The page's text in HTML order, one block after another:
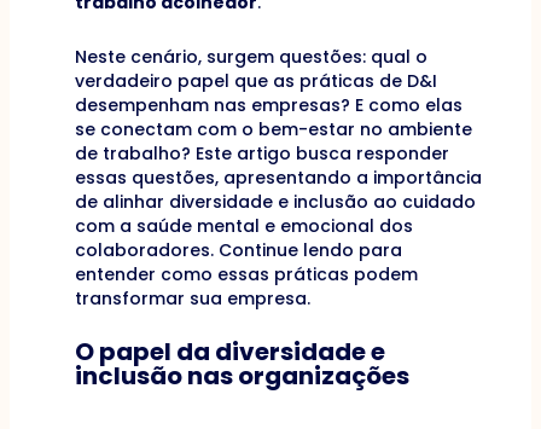
Neste cenário, surgem questões: qual o
verdadeiro papel que as práticas de D&I
desempenham nas empresas? E como elas
se conectam com o bem-estar no ambiente
de trabalho? Este artigo busca responder
essas questões, apresentando a importância
de alinhar diversidade e inclusão ao cuidado
com a saúde mental e emocional dos
colaboradores. Continue lendo para
entender como essas práticas podem
transformar sua empresa.
O papel da diversidade e
inclusão nas organizações